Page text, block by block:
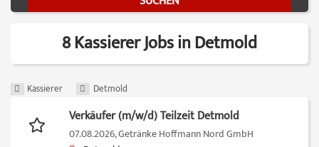
8 Kassierer Jobs in Detmold
Kassierer Detmold
Verkäufer (m/w/d) Teilzeit Detmold
07.08.2026,Getränke Hoffmann Nord GmbH